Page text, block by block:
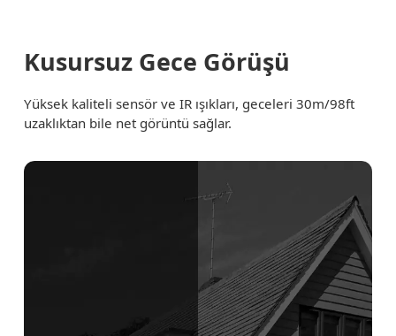
Kusursuz Gece Görüşü
Yüksek kaliteli sensör ve IR ışıkları, geceleri 30m/98ft
uzaklıktan bile net görüntü sağlar.